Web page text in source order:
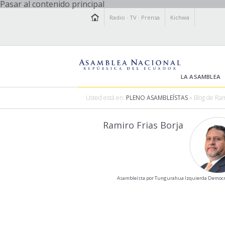
Pasar al contenido principal
Radio ·TV · Prensa Kichwa
LA ASAMBLEA
Usted está en: PLENO ASAMBLEÍSTAS » Blog de
Ramiro Frias Borja
Asambleísta por Tungurahua Izquierda